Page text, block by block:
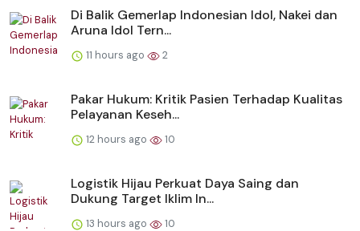
Di Balik Gemerlap Indonesian Idol, Nakei dan
Aruna Idol Tern...
11 hours ago 2
Pakar Hukum: Kritik Pasien Terhadap Kualitas
Pelayanan Keseh...
12 hours ago 10
Logistik Hijau Perkuat Daya Saing dan
Dukung Target Iklim In...
13 hours ago 10